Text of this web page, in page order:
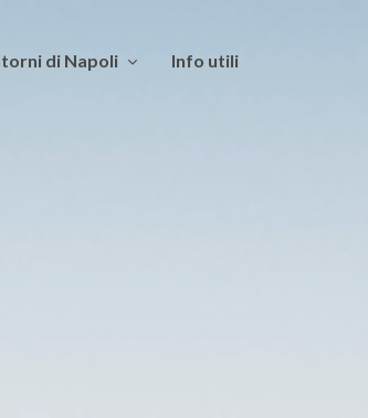
di Napoli Info utili